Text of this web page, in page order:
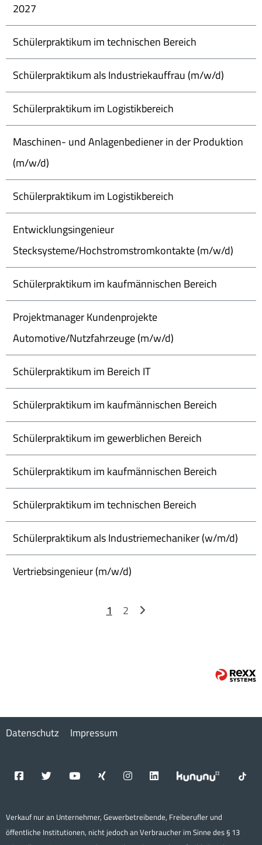
2027
Schülerpraktikum im technischen Bereich
Schülerpraktikum als Industriekauffrau (m/w/d)
Schülerpraktikum im Logistikbereich
Maschinen- und Anlagenbediener in der Produktion
(m/w/d)
Schülerpraktikum im Logistikbereich
Entwicklungsingenieur
Stecksysteme/Hochstromstromkontakte (m/w/d)
Schülerpraktikum im kaufmännischen Bereich
Projektmanager Kundenprojekte
Automotive/Nutzfahrzeuge (m/w/d)
Schülerpraktikum im Bereich IT
Schülerpraktikum im kaufmännischen Bereich
Schülerpraktikum im gewerblichen Bereich
Schülerpraktikum im kaufmännischen Bereich
Schülerpraktikum im technischen Bereich
Schülerpraktikum als Industriemechaniker (w/m/d)
Vertriebsingenieur (m/w/d)
1 2
Datenschutz Impressum
Verkauf nur an Unternehmer, Gewerbetreibende, Freiberufler und
öffentliche Institutionen, nicht jedoch an Verbraucher im Sinne des § 13